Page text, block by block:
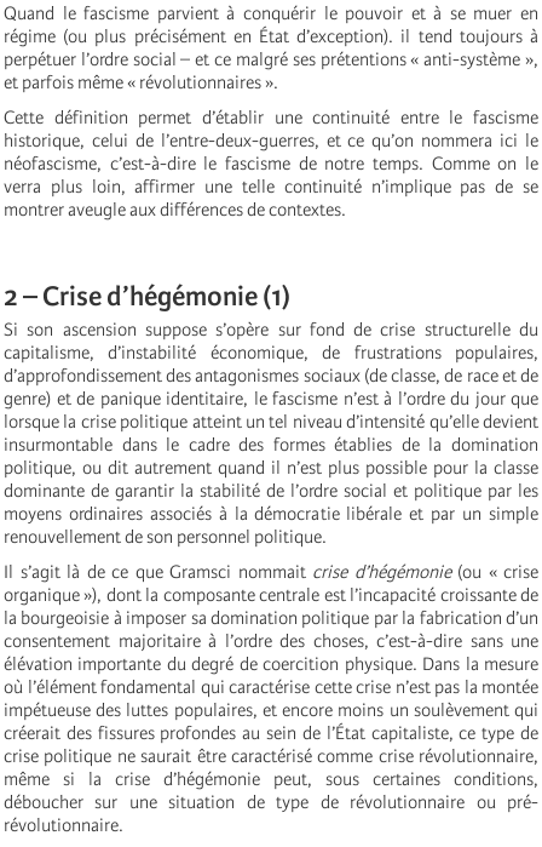
Quand le fascisme parvient à conquérir le pouvoir et à se muer en
régime (ou plus précisément en État d’exception). il tend toujours à
perpétuer l’ordre social – et ce malgré ses prétentions « anti-système »,
et parfois même « révolutionnaires ».
Cette définition permet d’établir une continuité entre le fascisme
historique, celui de l’entre-deux-guerres, et ce qu’on nommera ici le
néofascisme, c’est-à-dire le fascisme de notre temps. Comme on le
verra plus loin, affirmer une telle continuité n’implique pas de se
montrer aveugle aux différences de contextes.
2 – Crise d’hégémonie (1)
Si son ascension suppose s’opère sur fond de crise structurelle du
capitalisme, d’instabilité économique, de frustrations populaires,
d’approfondissement des antagonismes sociaux (de classe, de race et de
genre) et de panique identitaire, le fascisme n’est à l’ordre du jour que
lorsque la crise politique atteint un tel niveau d’intensité qu’elle devient
insurmontable dans le cadre des formes établies de la domination
politique, ou dit autrement quand il n’est plus possible pour la classe
dominante de garantir la stabilité de l’ordre social et politique par les
moyens ordinaires associés à la démocratie libérale et par un simple
renouvellement de son personnel politique.
Il s’agit là de ce que Gramsci nommait crise d’hégémonie (ou « crise
organique »), dont la composante centrale est l’incapacité croissante de
la bourgeoisie à imposer sa domination politique par la fabrication d’un
consentement majoritaire à l’ordre des choses, c’est-à-dire sans une
élévation importante du degré de coercition physique. Dans la mesure
où l’élément fondamental qui caractérise cette crise n’est pas la montée
impétueuse des luttes populaires, et encore moins un soulèvement qui
créerait des fissures profondes au sein de l’État capitaliste, ce type de
crise politique ne saurait être caractérisé comme crise révolutionnaire,
même si la crise d’hégémonie peut, sous certaines conditions,
déboucher sur une situation de type de révolutionnaire ou pré-
révolutionnaire.